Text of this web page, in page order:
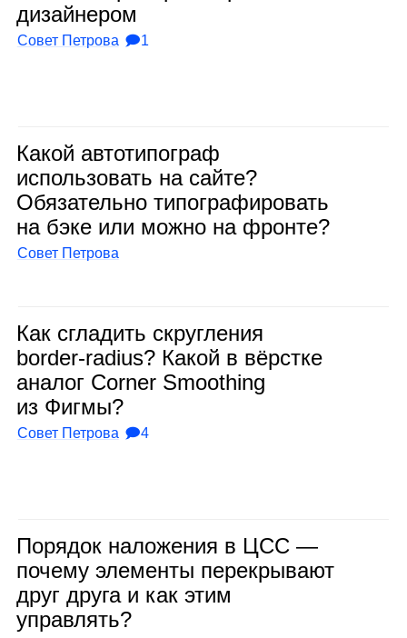
дизай­не­ром
Совет Петрова 🗩1
Какой авто­ти­по­граф
исполь­зо­вать на сайте?
Обя­за­тельно типо­гра­фи­ро­вать
на бэке или можно на фронте?
Совет Петрова
Как сгла­дить скруг­ле­ния
border‑radius? Какой в вёрстке
ана­лог Corner Smoothing
из Фигмы?
Совет Петрова 🗩4
Поря­док нало­же­ния в ЦСС —
почему эле­менты пере­кры­вают
друг друга и как этим
управ­лять?